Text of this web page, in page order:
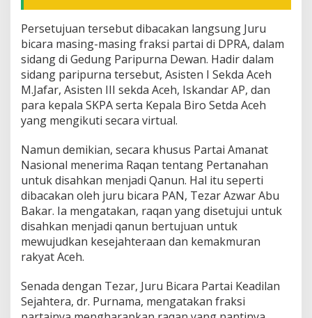
l
a
n
u
t
a
n
Persetujuan tersebut dibacakan langsung Juru
bicara masing-masing fraksi partai di DPRA, dalam
sidang di Gedung Paripurna Dewan. Hadir dalam
sidang paripurna tersebut, Asisten I Sekda Aceh
M.Jafar, Asisten III sekda Aceh, Iskandar AP, dan
para kepala SKPA serta Kepala Biro Setda Aceh
yang mengikuti secara virtual.
Namun demikian, secara khusus Partai Amanat
Nasional menerima Raqan tentang Pertanahan
untuk disahkan menjadi Qanun. Hal itu seperti
dibacakan oleh juru bicara PAN, Tezar Azwar Abu
Bakar. Ia mengatakan, raqan yang disetujui untuk
disahkan menjadi qanun bertujuan untuk
mewujudkan kesejahteraan dan kemakmuran
rakyat Aceh.
Senada dengan Tezar, Juru Bicara Partai Keadilan
Sejahtera, dr. Purnama, mengatakan fraksi